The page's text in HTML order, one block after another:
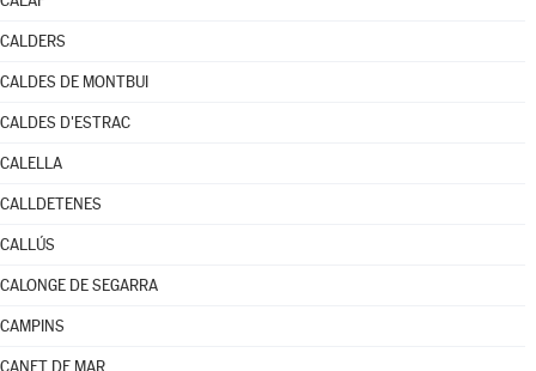
CALDERS
CALDES DE MONTBUI
CALDES D'ESTRAC
CALELLA
CALLDETENES
CALLÚS
CALONGE DE SEGARRA
CAMPINS
CANET DE MAR